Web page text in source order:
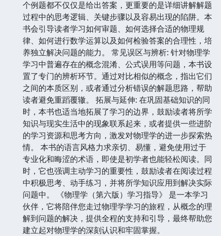
个例题都不仅仅是给出答案，更重要的是详细讲解解题
过程中的思考逻辑、关键步骤以及容易出现的陷阱。本
书会引导读者学习如何审题、如何选择合适的物理规
律、如何进行数学运算以及如何检验答案的合理性，培
养独立解决问题的能力。 常见误区与辨析: 针对物理学
学习中普遍存在的概念混淆、公式误用等问题，本书设
置了专门的辨析环节。通过对比相似的概念，指出它们
之间的本质区别，或者通过分析错误的解题思路，帮助
读者避免重蹈覆辙。 拓展与延伸: 在巩固基础知识的同
时，本书也适当地拓展了学习的边界，鼓励读者将所学
知识与现实生活中的现象联系起来，或者提供一些进阶
的学习资源和思考方向，激发对物理学的进一步探索热
情。 本书的语言风格力求亲切、易懂，避免使用过于
专业化和晦涩的术语，即使是初学者也能轻松阅读。同
时，它也强调主动学习的重要性，鼓励读者在阅读过程
中积极思考、动手练习，并将所学知识应用到解决实际
问题中。 《物理学（第六版）学习指导》 是一本学习
伙伴，它将陪伴您走过物理学学习的旅程，从概念的理
解到问题的解决，提供全程的支持和引导，最终帮助您
建立起对物理学的深刻认识和牢固掌握。